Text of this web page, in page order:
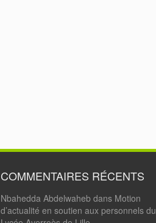
COMMENTAIRES RÉCENTS
Nbahedda Abdelwahebdans Motion
d’actualité en soutien aux personnels du